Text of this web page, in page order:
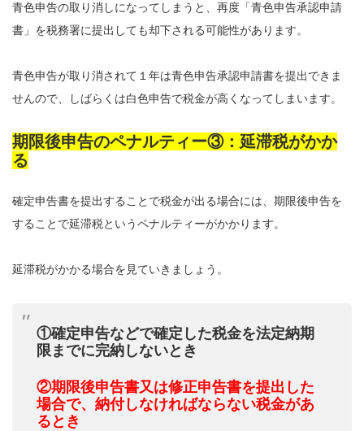
青色申告の取り消しになってしまうと、再度「青色申告承認申請
書」を税務署に提出しても却下される可能性があります。
青色申告が取り消されて１年は青色申告承認申請書を提出できま
せんので、しばらくは白色申告で税金が高くなってしまいます。
期限後申告のペナルティー③：延滞税がかか
る
確定申告書を提出することで税金が出る場合には、期限後申告を
することで延滞税というペナルティーがかかります。
延滞税がかかる場合を見ていきましょう。
①確定申告などで確定した税金を法定納期
限までに完納しないとき
②期限後申告書又は修正申告書を提出した
場合で、納付しなければならない税金があ
るとき